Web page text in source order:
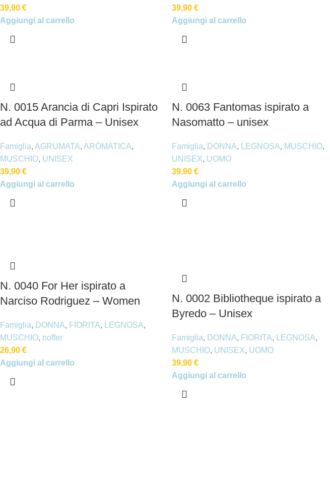
39,90 €
Aggiungi al carrello
39,90 €
Aggiungi al carrello
N. 0015 Arancia di Capri Ispirato
ad Acqua di Parma – Unisex
Famiglia, AGRUMATA, AROMATICA,
MUSCHIO, UNISEX
39,90 €
Aggiungi al carrello
N. 0063 Fantomas ispirato a
Nasomatto – unisex
Famiglia, DONNA, LEGNOSA, MUSCHIO,
UNISEX, UOMO
39,90 €
Aggiungi al carrello
N. 0040 For Her ispirato a
Narciso Rodriguez – Women
Famiglia, DONNA, FIORITA, LEGNOSA,
MUSCHIO, noffer
26,90 €
Aggiungi al carrello
N. 0002 Bibliotheque ispirato a
Byredo – Unisex
Famiglia, DONNA, FIORITA, LEGNOSA,
MUSCHIO, UNISEX, UOMO
39,90 €
Aggiungi al carrello